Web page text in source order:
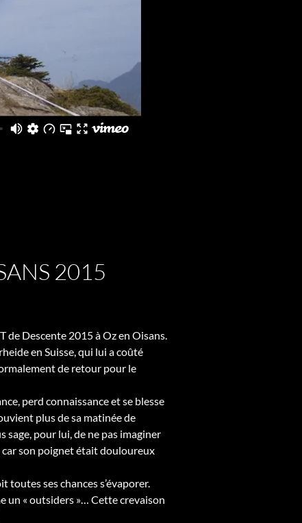
2015
de Descente 2015 à Oz en Oisans.
en Suisse, qui lui a coûté
de retour pour le
perd connaissance et se blesse
plus de sa matinée de
pour lui, de ne pas imaginer
car son poignet était douloureux
toutes ses chances s’évaporer.
un « outsiders »… Cette crevaison